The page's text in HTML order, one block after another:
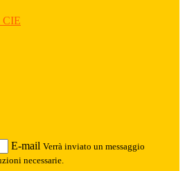
CIE
E-mail Verrà inviato un messaggio
necessarie.